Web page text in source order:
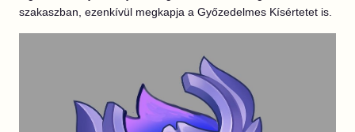
szakaszban, ezenkívül megkapja a Győzedelmes Kísértetet is.